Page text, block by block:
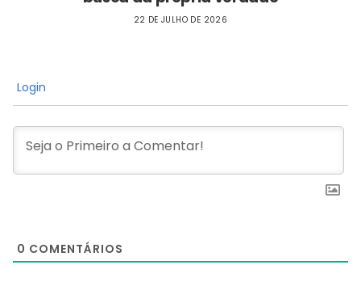
22 DE JULHO DE 2026
Login
0 COMENTÁRIOS